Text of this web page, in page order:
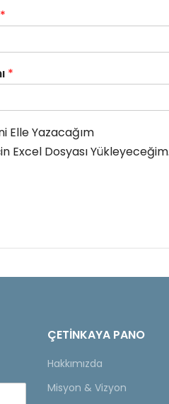
*
*
Elle Yazacağım
Excel Dosyası Yükleyeceğim.
ÇETINKAYA PANO
Hakkımızda
Misyon & Vizyon